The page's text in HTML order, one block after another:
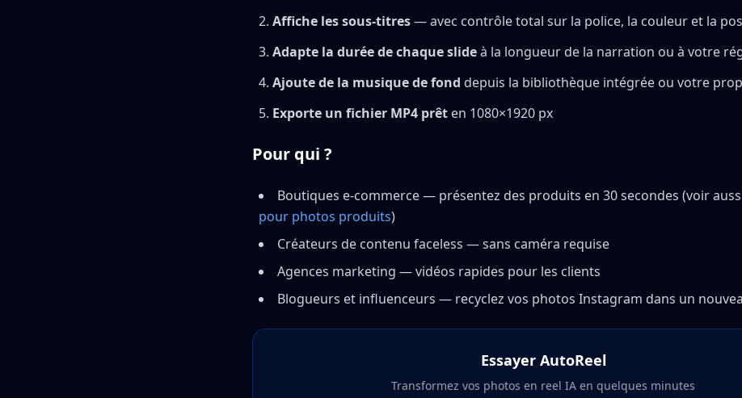
Affiche les sous-titres— avec contrôle total sur la police, la couleur et la
Adapte la durée de chaque slideà la longueur de la narration ou à votre
Ajoute de la musique de fond depuis la bibliothèque intégrée ou votre
Exporte un fichier MP4 prêt en 1080×1920 px
Pour qui ?
Boutiques e-commerce — présentez des produits en 30 secondes (voir
pour photos produits)
Créateurs de contenu faceless — sans caméra requise
Agences marketing — vidéos rapides pour les clients
Blogueurs et influenceurs — recyclez vos photos Instagram dans un
Essayer AutoReel
Transformez vos photos en reel IA en quelques minutes